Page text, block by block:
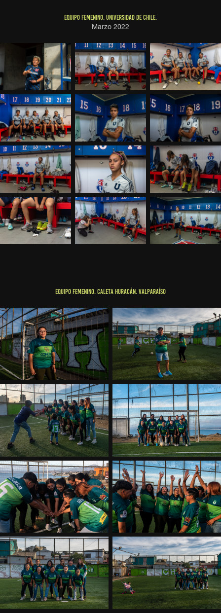
EQUIPO FEMENINO. UNIVERSIDAD DE CHILE.
Marzo 2022
EQUIPO FEMENINO. CALETA HURACÁN. VALPARAÍSO